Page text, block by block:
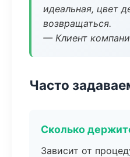
идеальная, цвет
возвращаться.
— Клиент
Часто
Сколько
Зависит от